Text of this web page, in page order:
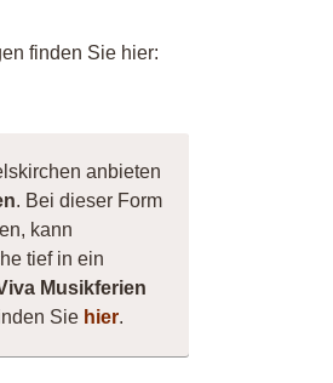
finden Sie hier:
anbieten
. Bei dieser Form
kann
tief in ein
Musikferien
Sie hier.